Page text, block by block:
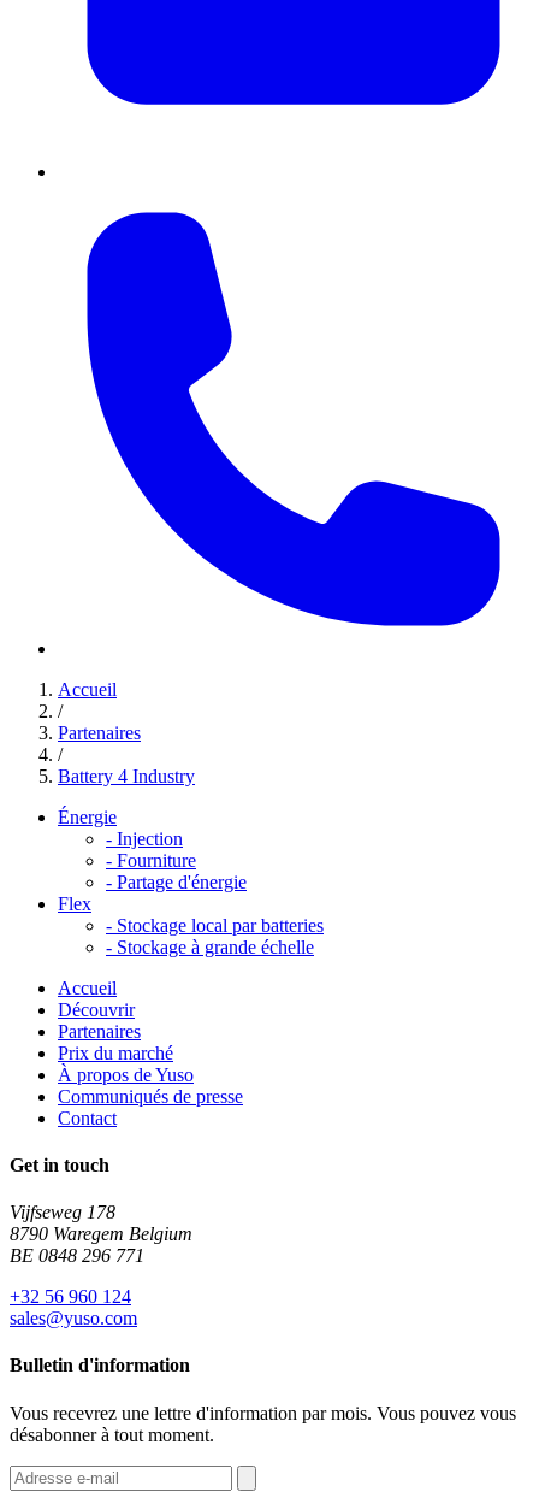
Accueil
/
Partenaires
/
Battery 4 Industry
Énergie
- Injection
- Fourniture
- Partage d'énergie
Flex
- Stockage local par batteries
- Stockage à grande échelle
Accueil
Découvrir
Partenaires
Prix du marché
À propos de Yuso
Communiqués de presse
Contact
Get in touch
Vijfseweg 178
8790 Waregem Belgium
BE 0848 296 771
+32 56 960 124
sales@yuso.com
Bulletin d'information
Vous recevrez une lettre d'information par mois. Vous pouvez vous
désabonner à tout moment.